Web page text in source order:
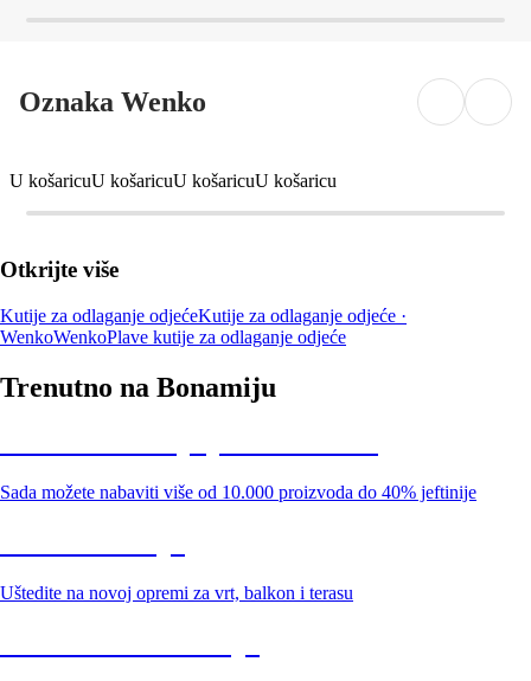
Oznaka Wenko
U košaricuU košaricuU košaricuU košaricu
Otkrijte više
Kutije za odlaganje odjećeKutije za odlaganje odjeće ·
WenkoWenkoPlave kutije za odlaganje odjeće
Trenutno na Bonamiju
Sada možete nabaviti više od 10.000 proizvoda do 40% jeftinije
Uštedite na novoj opremi za vrt, balkon i terasu